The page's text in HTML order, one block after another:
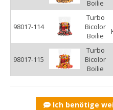
Boilie
98017-114
Turbo
Bicolor
Boilie
98017-115
Turbo
Bicolor
Boilie
Ich benötige